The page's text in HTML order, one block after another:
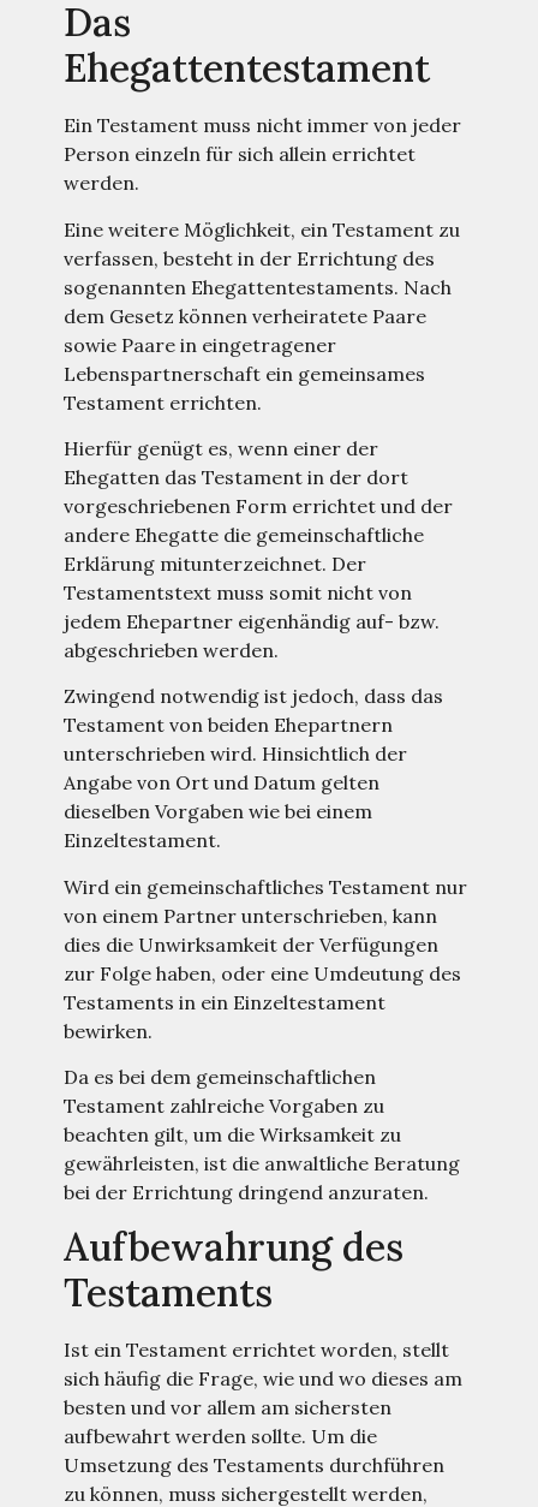
Das
Ehegattentestament
Ein Testament muss nicht immer von jeder
Person einzeln für sich allein errichtet
werden.
Eine weitere Möglichkeit, ein Testament zu
verfassen, besteht in der Errichtung des
sogenannten Ehegattentestaments. Nach
dem Gesetz können verheiratete Paare
sowie Paare in eingetragener
Lebenspartnerschaft ein gemeinsames
Testament errichten.
Hierfür genügt es, wenn einer der
Ehegatten das Testament in der dort
vorgeschriebenen Form errichtet und der
andere Ehegatte die gemeinschaftliche
Erklärung mitunterzeichnet. Der
Testamentstext muss somit nicht von
jedem Ehepartner eigenhändig auf- bzw.
abgeschrieben werden.
Zwingend notwendig ist jedoch, dass das
Testament von beiden Ehepartnern
unterschrieben wird. Hinsichtlich der
Angabe von Ort und Datum gelten
dieselben Vorgaben wie bei einem
Einzeltestament.
Wird ein gemeinschaftliches Testament nur
von einem Partner unterschrieben, kann
dies die Unwirksamkeit der Verfügungen
zur Folge haben, oder eine Umdeutung des
Testaments in ein Einzeltestament
bewirken.
Da es bei dem gemeinschaftlichen
Testament zahlreiche Vorgaben zu
beachten gilt, um die Wirksamkeit zu
gewährleisten, ist die anwaltliche Beratung
bei der Errichtung dringend anzuraten.
Aufbewahrung des
Testaments
Ist ein Testament errichtet worden, stellt
sich häufig die Frage, wie und wo dieses am
besten und vor allem am sichersten
aufbewahrt werden sollte. Um die
Umsetzung des Testaments durchführen
zu können, muss sichergestellt werden,